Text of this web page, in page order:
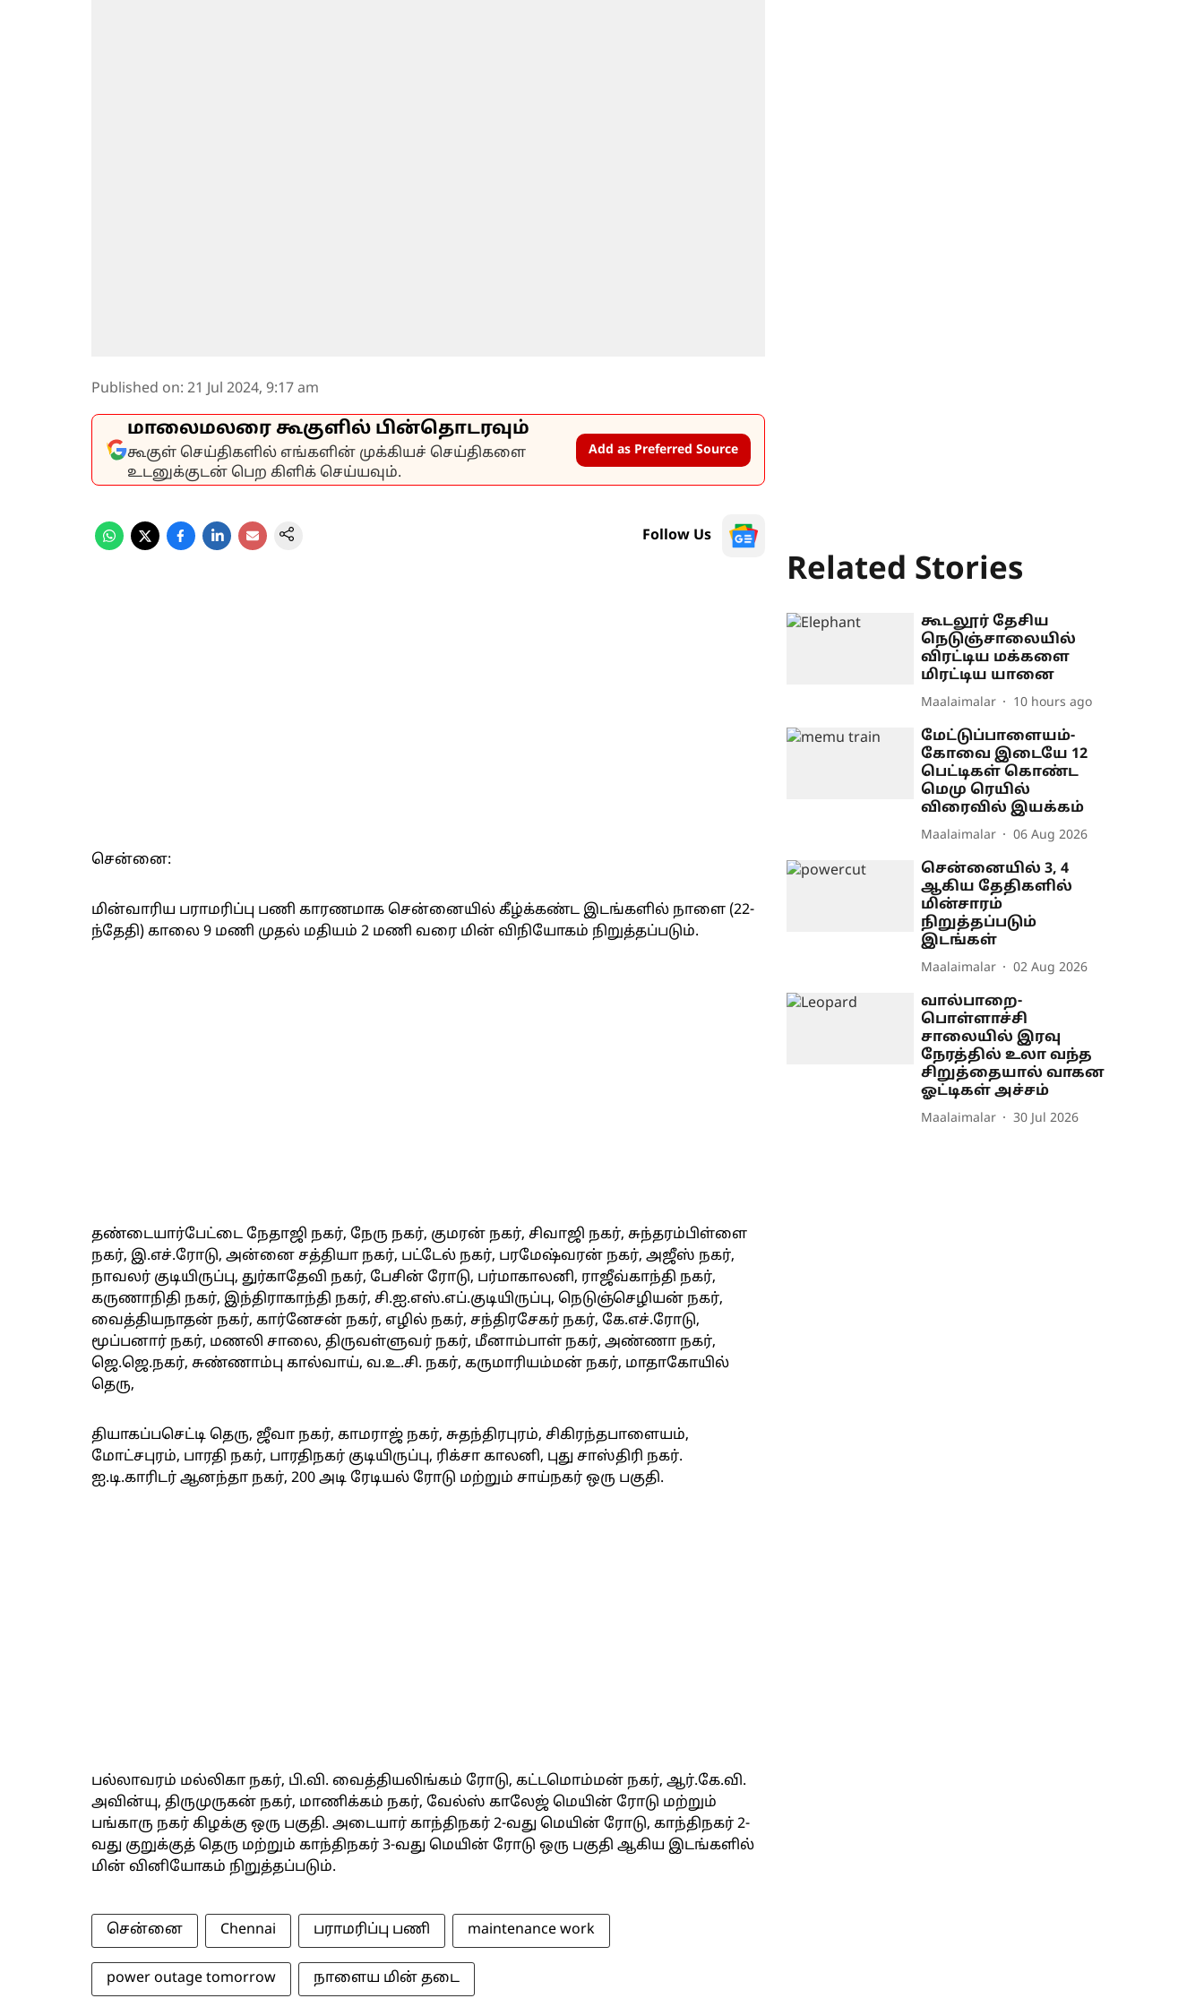
Published on: 21 Jul 2024, 9:17 am
மாலைமலரை கூகுளில் பின்தொடரவும்
கூகுள் செய்திகளில் எங்களின் முக்கியச் செய்திகளை
உடனுக்குடன் பெற கிளிக் செய்யவும்.
Add as Preferred Source
Follow Us
சென்னை:
மின்வாரிய பராமரிப்பு பணி காரணமாக சென்னையில் கீழ்க்கண்ட இடங்களில் நாளை (22-
ந்தேதி) காலை 9 மணி முதல் மதியம் 2 மணி வரை மின் விநியோகம் நிறுத்தப்படும்.
தண்டையார்பேட்டை நேதாஜி நகர், நேரு நகர், குமரன் நகர், சிவாஜி நகர், சுந்தரம்பிள்ளை
நகர், இ.எச்.ரோடு, அன்னை சத்தியா நகர், பட்டேல் நகர், பரமேஷ்வரன் நகர், அஜீஸ் நகர்,
நாவலர் குடியிருப்பு, துர்காதேவி நகர், பேசின் ரோடு, பர்மாகாலனி, ராஜீவ்காந்தி நகர்,
கருணாநிதி நகர், இந்திராகாந்தி நகர், சி.ஐ.எஸ்.எப்.குடியிருப்பு, நெடுஞ்செழியன் நகர்,
வைத்தியநாதன் நகர், கார்னேசன் நகர், எழில் நகர், சந்திரசேகர் நகர், கே.எச்.ரோடு,
மூப்பனார் நகர், மணலி சாலை, திருவள்ளுவர் நகர், மீனாம்பாள் நகர், அண்ணா நகர்,
ஜெ.ஜெ.நகர், சுண்ணாம்பு கால்வாய், வ.உ.சி. நகர், கருமாரியம்மன் நகர், மாதாகோயில்
தெரு,
தியாகப்பசெட்டி தெரு, ஜீவா நகர், காமராஜ் நகர், சுதந்திரபுரம், சிகிரந்தபாளையம்,
மோட்சபுரம், பாரதி நகர், பாரதிநகர் குடியிருப்பு, ரிக்சா காலனி, புது சாஸ்திரி நகர்.
ஐ.டி.காரிடர் ஆனந்தா நகர், 200 அடி ரேடியல் ரோடு மற்றும் சாய்நகர் ஒரு பகுதி.
பல்லாவரம் மல்லிகா நகர், பி.வி. வைத்தியலிங்கம் ரோடு, கட்டமொம்மன் நகர், ஆர்.கே.வி.
அவின்யு, திருமுருகன் நகர், மாணிக்கம் நகர், வேல்ஸ் காலேஜ் மெயின் ரோடு மற்றும்
பங்காரு நகர் கிழக்கு ஒரு பகுதி. அடையார் காந்திநகர் 2-வது மெயின் ரோடு, காந்திநகர் 2-
வது குறுக்குத் தெரு மற்றும் காந்திநகர் 3-வது மெயின் ரோடு ஒரு பகுதி ஆகிய இடங்களில்
மின் வினியோகம் நிறுத்தப்படும்.
சென்னை Chennai பராமரிப்பு பணி maintenance work
power outage tomorrow நாளைய மின் தடை
Related Stories
கூடலூர் தேசிய
நெடுஞ்சாலையில்
விரட்டிய மக்களை
மிரட்டிய யானை
Maalaimalar 10 hours ago
மேட்டுப்பாளையம்-
கோவை இடையே 12
பெட்டிகள் கொண்ட
மெமு ரெயில்
விரைவில் இயக்கம்
Maalaimalar 06 Aug 2026
சென்னையில் 3, 4
ஆகிய தேதிகளில்
மின்சாரம்
நிறுத்தப்படும்
இடங்கள்
Maalaimalar 02 Aug 2026
வால்பாறை-
பொள்ளாச்சி
சாலையில் இரவு
நேரத்தில் உலா வந்த
சிறுத்தையால் வாகன
ஓட்டிகள் அச்சம்
Maalaimalar 30 Jul 2026